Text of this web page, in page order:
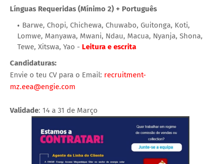
Línguas Requeridas (Mínimo 2) + Português
Barwe, Chopi, Chichewa, Chuwabo, Guitonga, Koti,
Lomwe, Manyawa, Mwani, Ndau, Macua, Nyanja, Shona,
Tewe, Xitswa, Yao - Leitura e escrita
Candidaturas:
Envie o teu CV para o Email: recruitment-
mz.eea@engie.com
Validade: 14 a 31 de Março